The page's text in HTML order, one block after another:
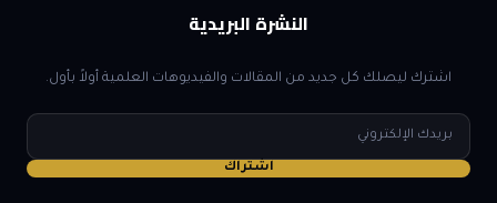
النشرة البريدية
اشترك ليصلك كل جديد من المقالات والفيديوهات العلمية أولاً بأول.
البريد
الإلكتروني
اشتراك